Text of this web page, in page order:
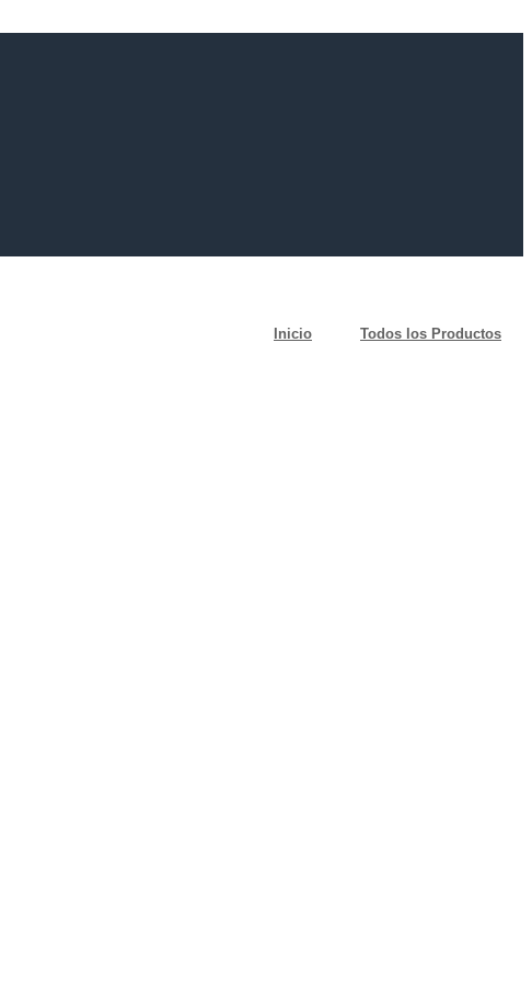
Inicio Todos los Productos